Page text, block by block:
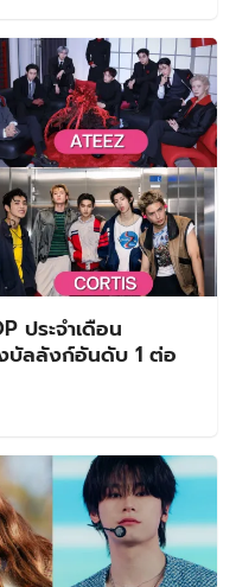
ประจำเดือน
ลลังก์อันดับ 1 ต่อ